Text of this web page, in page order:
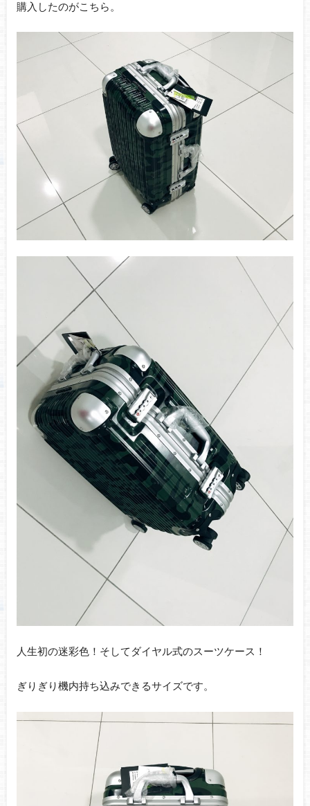
購入したのがこちら。
人生初の迷彩色！そしてダイヤル式のスーツケース！
ぎりぎり機内持ち込みできるサイズです。